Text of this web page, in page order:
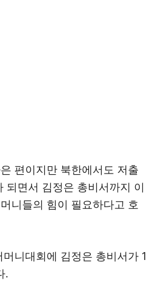
편이지만 북한에서도 저출
되면서 김정은 총비서까지 이
니들의 힘이 필요하다고 호
니대회에 김정은 총비서가 1
.